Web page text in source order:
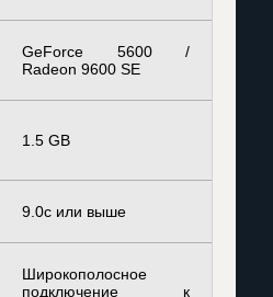
GeForce 5600 /
Radeon 9600 SE
1.5 GB
9.0c или выше
Широкополосное
подключение к